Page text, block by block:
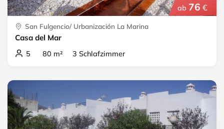
ab 76 €
San Fulgencio/ Urbanización La Marina
Casa del Mar
5 80 m² 3 Schlafzimmer